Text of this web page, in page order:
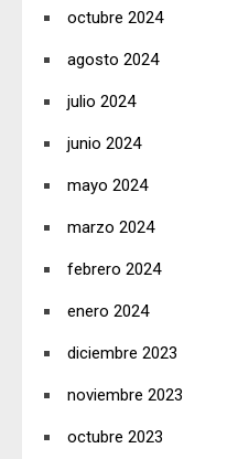
octubre 2024
agosto 2024
julio 2024
junio 2024
mayo 2024
marzo 2024
febrero 2024
enero 2024
diciembre 2023
noviembre 2023
octubre 2023